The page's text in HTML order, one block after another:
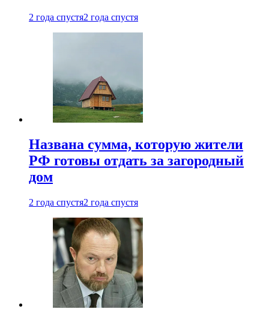
2 года спустя2 года спустя
Названа сумма, которую жители
РФ готовы отдать за загородный
дом
2 года спустя2 года спустя